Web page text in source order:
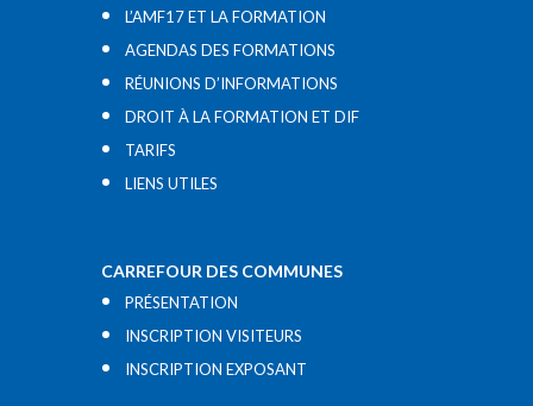
L’AMF17 ET LA FORMATION
AGENDAS DES FORMATIONS
RÉUNIONS D’INFORMATIONS
DROIT À LA FORMATION ET DIF
TARIFS
LIENS UTILES​
CARREFOUR DES COMMUNES
PRÉSENTATION
INSCRIPTION VISITEURS
INSCRIPTION EXPOSANT